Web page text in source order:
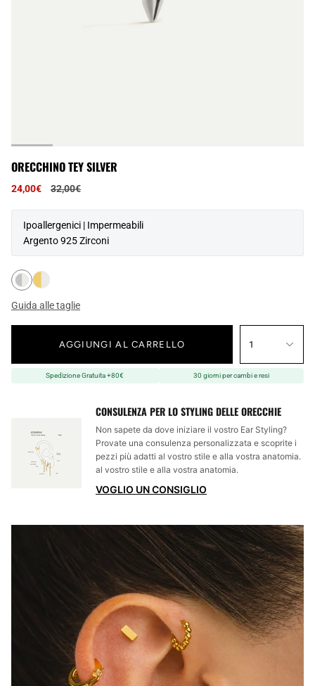
ORECCHINO TEY SILVER
24,00€
Prezzo
32,00€
Ipoallergenici | Impermeabili
Argento 925 Zirconi
Guida alle taglie
1
AGGIUNGI AL CARRELLO
Spedizione Gratuita +80€ 30 giorni per cambi e resi
CONSULENZA PER LO STYLING DELLE ORECCHIE
Non sapete da dove iniziare il vostro Ear Styling?
Provate una consulenza personalizzata e scoprite i
pezzi più adatti al vostro stile e alla vostra anatomia.
al vostro stile e alla vostra anatomia.
VOGLIO UN CONSIGLIO